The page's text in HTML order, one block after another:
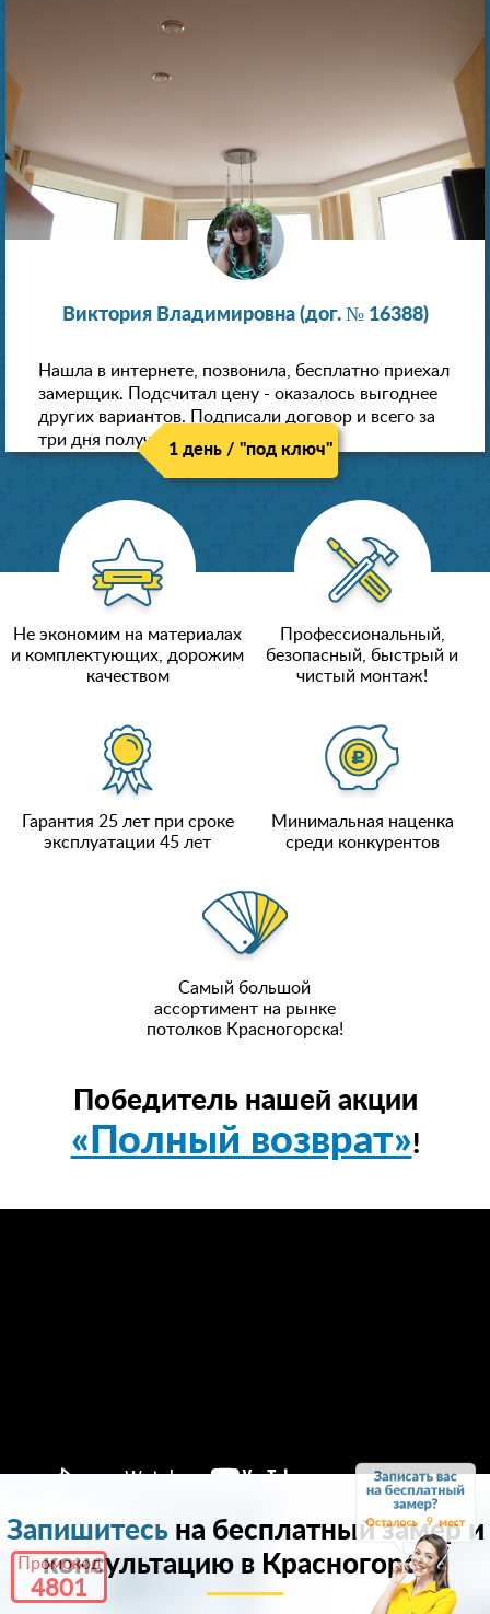
9
Промокод
4801
Виктория Владимировна (дог. № 16388)
Нашла в интернете, позвонила, бесплатно приехал
замерщик. Подсчитал цену - оказалось выгоднее
других вариантов. Подписали договор и всего за
три дня получили новые потолки!
1 день / "под ключ"
Не экономим на материалах
и комплектующих, дорожим
качеством
Профессиональный,
безопасный, быстрый и
чистый монтаж!
Гарантия 25 лет при сроке
эксплуатации 45 лет
Минимальная наценка
среди конкурентов
Самый большой
ассортимент на рынке
потолков Красногорска!
Победитель нашей акции
«Полный возврат»!
Запишитесьна бесплатный замер и
консультацию в Красногорске